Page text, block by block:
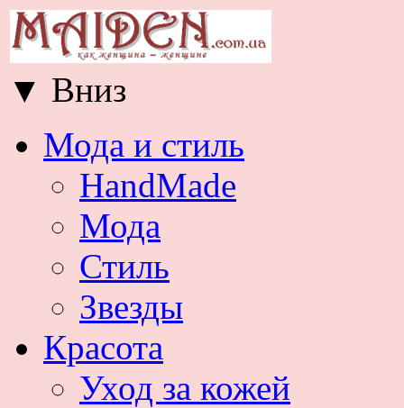
▼ Вниз
Мода и стиль
HandMade
Мода
Стиль
Звезды
Красота
Уход за кожей